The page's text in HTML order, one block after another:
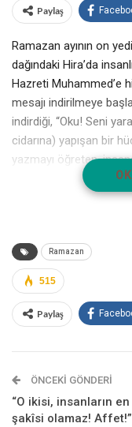
Paylaş
Ramazan ayının on
dağındaki Hira’da
Hazreti Muhammed’e
mesajı indirilmeye
indirdiği, “Oku! Seni
cidarına) yapışan bir
yazmayı öğreten,
sahibidir. (Alak Sûresi
tavzif edilen
Resûlallah!” diyordu.
tasdik etti ve ilk
Ramazan
515
Paylaş
ÖNCEKI GÖNDERI
“O ikisi, insanların en
şakîsi olamaz!